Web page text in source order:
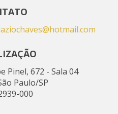
Pinel, 672 - Sala 04
Paulo/SP
000